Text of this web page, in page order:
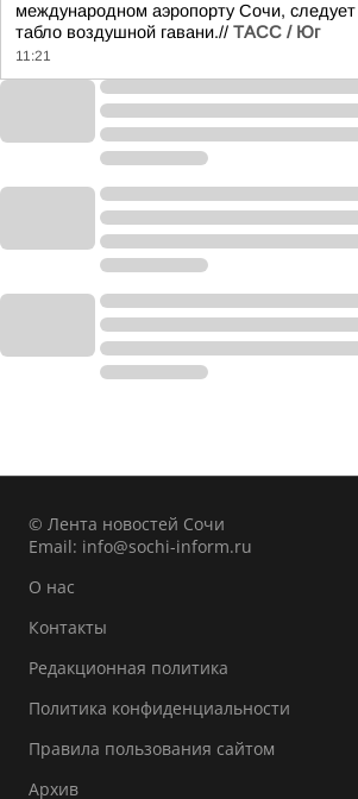
международном аэропорту Сочи,
табло воздушной гавани.// ТАСС / Юг
11:21
© Лента новостей Сочи
Email: info@sochi-inform.ru
О нас
Контакты
Редакционная политика
Политика конфиденциальности
Правила пользования сайтом
Архив